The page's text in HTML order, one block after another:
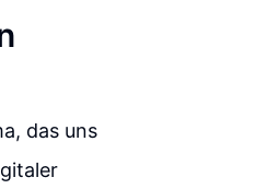
das uns